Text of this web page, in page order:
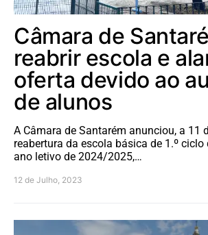
Câmara de
reabrir escola e
oferta devido ao
de alunos
A Câmara de Santarém anunciou, a 11
reabertura da escola básica de 1.º ciclo
ano letivo de 2024/2025,…
12 de Julho, 2023